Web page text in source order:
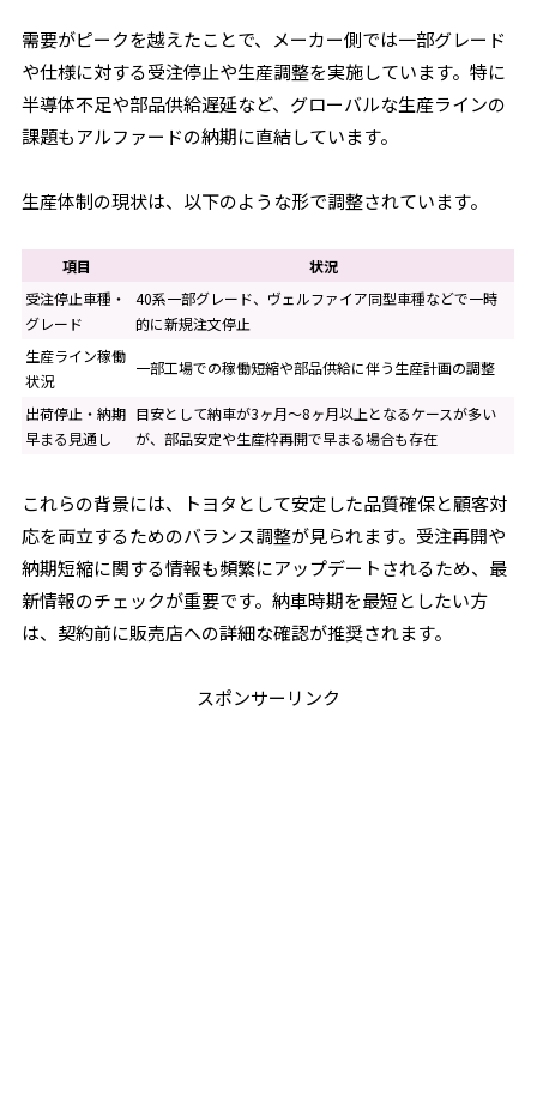
需要がピークを越えたことで、メーカー側では一部グレード
や仕様に対する受注停止や生産調整を実施しています。特に
半導体不足や部品供給遅延など、グローバルな生産ラインの
課題もアルファードの納期に直結しています。
生産体制の現状は、以下のような形で調整されています。
項目
状況
受注停止車種・
グレード
40系一部グレード、ヴェルファイア同型車種などで一時
的に新規注文停止
生産ライン稼働
状況
一部工場での稼働短縮や部品供給に伴う生産計画の調整
出荷停止・納期
早まる見通し
目安として納車が3ヶ月～8ヶ月以上となるケースが多い
が、部品安定や生産枠再開で早まる場合も存在
これらの背景には、トヨタとして安定した品質確保と顧客対
応を両立するためのバランス調整が見られます。受注再開や
納期短縮に関する情報も頻繁にアップデートされるため、最
新情報のチェックが重要です。納車時期を最短としたい方
は、契約前に販売店への詳細な確認が推奨されます。
スポンサーリンク